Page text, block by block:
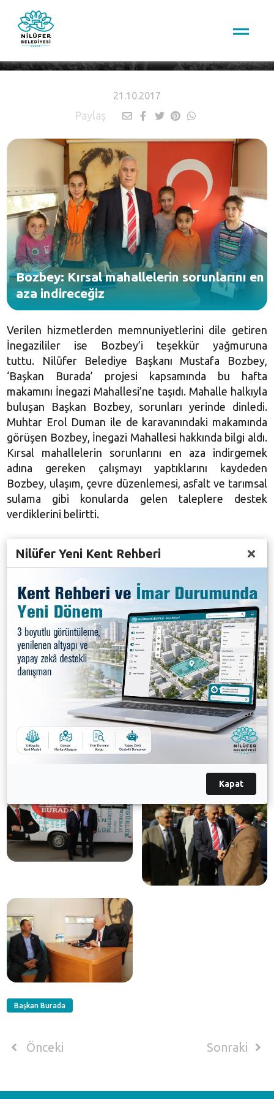
21.10.2017
Paylaş
Bozbey: Kırsal mahallelerin sorunlarını en
aza indireceğiz
Verilen hizmetlerden memnuniyetlerini dile getiren
İnegazililer ise Bozbey’i teşekkür yağmuruna
tuttu. Nilüfer Belediye Başkanı Mustafa Bozbey,
‘Başkan Burada’ projesi kapsamında bu hafta
makamını İnegazi Mahallesi’ne taşıdı. Mahalle halkıyla
buluşan Başkan Bozbey, sorunları yerinde dinledi.
Muhtar Erol Duman ile de karavanındaki makamında
görüşen Bozbey, İnegazi Mahallesi hakkında bilgi aldı.
Kırsal mahallelerin sorunlarını en aza indirgemek
adına gereken çalışmayı yaptıklarını kaydeden
Bozbey, ulaşım, çevre düzenlemesi, asfalt ve tarımsal
sulama gibi konularda gelen taleplere destek
verdiklerini belirtti.
Verdiği hizmetlerden dolayı Başkan Mustafa
Bozbey’e teşekkür eden İnegazi Mahalle Muhtarı Erol
Duman da, “Tamamlanan camimize verdiğiniz destek
bizi çok mutlu etti. Ayrıca cuma günleri Kadriye,
İnegazi, Üçpınar güzergahında bölge halkının Çalı’ya
ulaşımı için verdiğiniz desteğe minnettarız. Ana
yolumuzun asfaltlanması için Büyükşehir
Belediyesi’ne defalarca talepte bulunduk. Bozuk olan
yolumuzun bakım-onarım çalışmalarını Nilüfer
Belediyesi yaptı. Verdiğiniz hizmetler için halkım adına
yürekten teşekkür ediyorum” dedi.
Başkan Burada
Önceki Sonraki
Nilüfer Yeni Kent Rehberi
Kapat